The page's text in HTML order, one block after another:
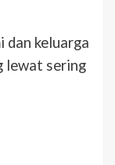
dan keluarga
lewat sering